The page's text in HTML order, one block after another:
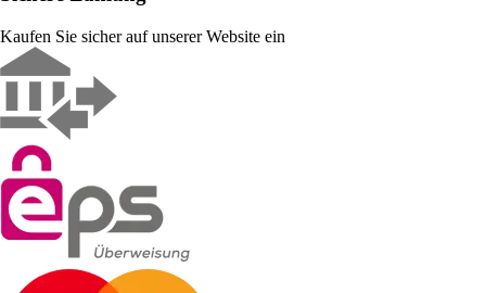
Kaufen Sie sicher auf unserer Website ein